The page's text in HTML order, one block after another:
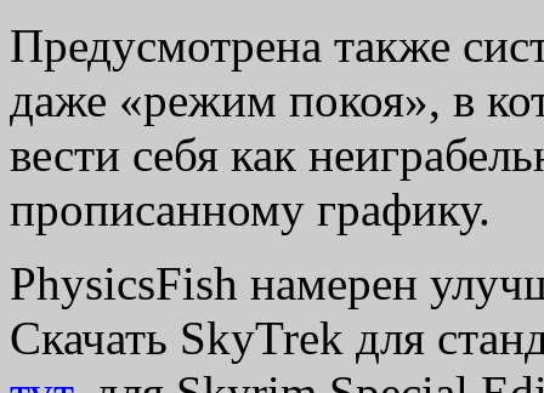
Предусмотрена также
даже «режим покоя», в
вести себя как
прописанному графику.
PhysicsFish намерен
Скачать SkyTrek для